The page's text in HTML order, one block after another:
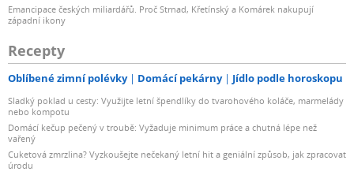
Emancipace českých miliardářů. Proč Strnad, Křetínský a Komárek nakupují
západní ikony
Recepty
Oblíbené zimní polévky Domácí pekárny Jídlo podle horoskopu
Sladký poklad u cesty: Využijte letní špendlíky do tvarohového koláče, marmelády
nebo kompotu
Domácí kečup pečený v troubě: Vyžaduje minimum práce a chutná lépe než
vařený
Cuketová zmrzlina? Vyzkoušejte nečekaný letní hit a geniální způsob, jak zpracovat
úrodu